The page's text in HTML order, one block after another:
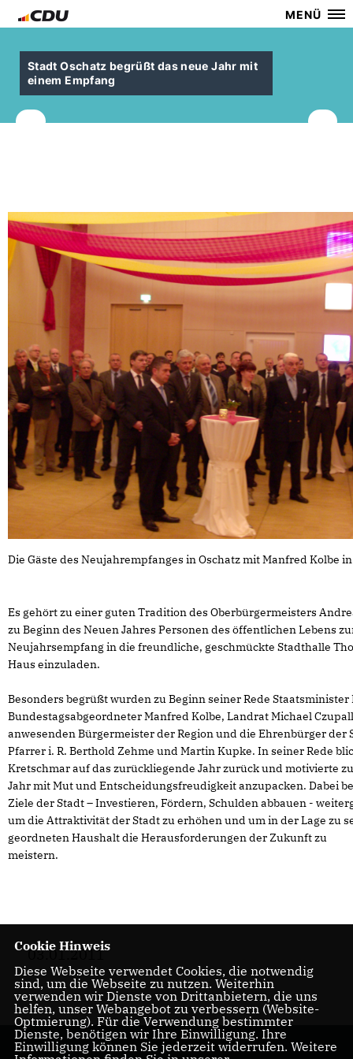
MENÜ
Stadt Oschatz begrüßt das neue Jahr mit
einem Empfang
Die Gäste des Neujahrempfanges in Oschatz mit Manfred Kolbe
Es gehört zu einer guten Tradition des Oberbürgermeisters
zu Beginn des Neuen Jahres Personen des öffentlichen Lebens
Neujahrsempfang in die freundliche, geschmückte Stadthalle
Haus einzuladen.
Besonders begrüßt wurden zu Beginn seiner Rede
Bundestagsabgeordneter Manfred Kolbe, Landrat Michael
anwesenden Bürgermeister der Region und die Ehrenbürger der
Pfarrer i. R. Berthold Zehme und Martin Kupke. In seiner Rede
Kretschmar auf das zurückliegende Jahr zurück und motivierte
Jahr mit Mut und Entscheidungsfreudigkeit anzupacken. Dabei
Ziele der Stadt – Investieren, Fördern, Schulden abbauen -
um die Attraktivität der Stadt zu erhöhen und um in der Lage zu
geordneten Haushalt die Herausforderungen der Zukunft zu
03.01.2011
Cookie Hinweis
Diese Webseite verwendet Cookies, die notwendig
sind, um die Webseite zu nutzen. Weiterhin
verwenden wir Dienste von Drittanbietern, die uns
helfen, unser Webangebot zu verbessern (Website-
Optmierung). Für die Verwendung bestimmter
Dienste, benötigen wir Ihre Einwilligung. Ihre
Einwilligung können Sie jederzeit widerrufen. Weitere